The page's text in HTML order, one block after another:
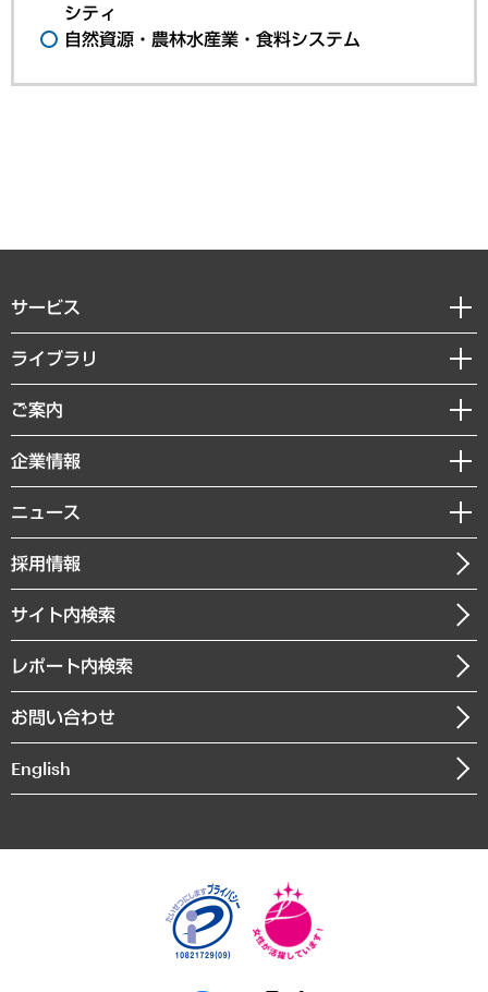
シティ
自然資源・農林水産業・食料システム
サービス
経営戦略
組織・人事戦略
デジタルイノベーション
共生・ダイバーシティ
GRC（ガバナンス・リスク・コンプライアンス）・防災（政策）
経済・産業・雇用・労働
まちづくり・観光・交通・スポーツ・スマートシティ
自然資源・農林水産業・食料システム
ライブラリ
経済調査
レポート
コラム
経営用語集
受託・受注実績（官公庁関連）
メディア掲載・出演
ご案内
セミナー・イベント情報
MUFGビジネスセミナー
受託案件情報
企業情報
私たちの想い
社長メッセージ
会社概要
沿革
組織図・本部部室紹介
インドネシア現地法人
個人情報保護方針
ニュース
ニュースリリース
お知らせ
採用情報
サイト内検索
レポート内検索
お問い合わせ
English